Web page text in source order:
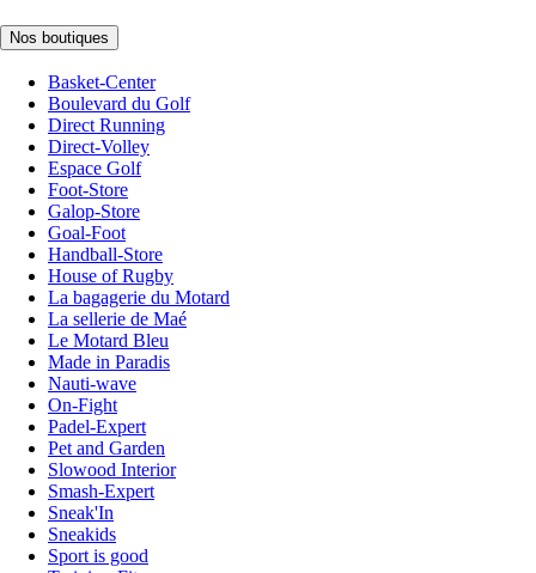
Nos boutiques
Basket-Center
Boulevard du Golf
Direct Running
Direct-Volley
Espace Golf
Foot-Store
Galop-Store
Goal-Foot
Handball-Store
House of Rugby
La bagagerie du Motard
La sellerie de Maé
Le Motard Bleu
Made in Paradis
Nauti-wave
On-Fight
Padel-Expert
Pet and Garden
Slowood Interior
Smash-Expert
Sneak'In
Sneakids
Sport is good